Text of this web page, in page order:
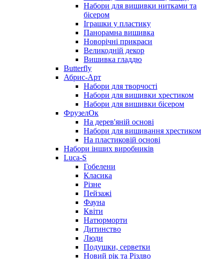
Набори для вишивки нитками та
бісером
Іграшки у пластику
Панорамна вишивка
Новорічні прикраси
Великодній декор
Вишивка гладдю
Butterfly
Абрис-Арт
Набори для творчості
Набори для вишивки хрестиком
Набори для вишивки бісером
ФрузелОк
На дерев'яній основі
Набори для вишивання хрестиком
На пластиковій основі
Набори інших виробників
Luca-S
Гобелени
Класика
Різне
Пейзажі
Фауна
Квіти
Натюрморти
Дитинство
Люди
Подушки, серветки
Новий рік та Різдво